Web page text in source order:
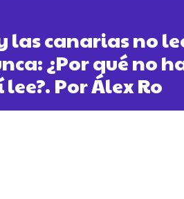
las canarias no
¿Por qué no
lee?. Por Álex Ro